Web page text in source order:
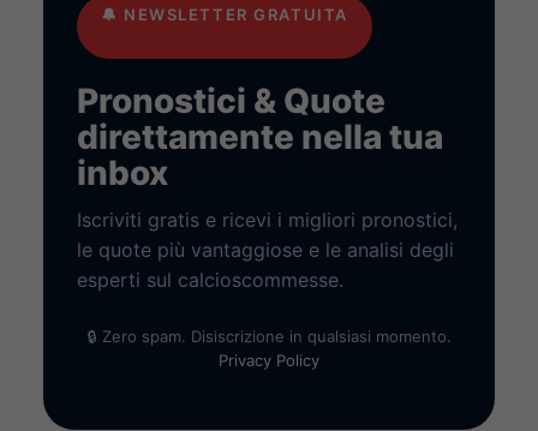
🔔 NEWSLETTER GRATUITA
Pronostici & Quote
direttamente nella tua
inbox
Iscriviti gratis e ricevi i migliori pronostici,
le quote più vantaggiose e le analisi degli
esperti sul calcioscommesse.
🔒 Zero spam. Disiscrizione in qualsiasi momento.
Privacy Policy